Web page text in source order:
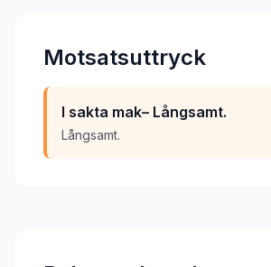
Motsatsuttryck
I sakta mak– Långsamt.
Långsamt.